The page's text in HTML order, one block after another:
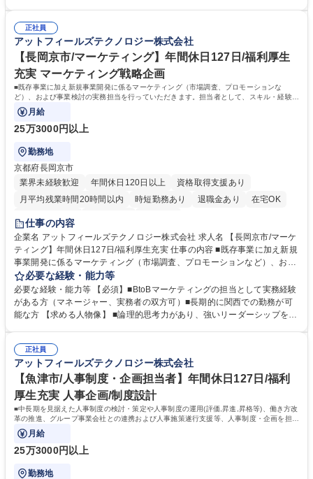
高専 語学力： 資格：
正社員
アットフィールズテクノロジー株式会社
【長岡京市/マーケティング】年間休日127日/福利厚生
充実 マーケティング戦略企画
■既存事業に加え新規事業開発に係るマーケティング（市場調査、プロモーションな
ど）、および事業検討の実務担当を行っていただきます。担当者として、スキル・経験に
応じて、以下の業務を担当して頂きます。
月給
25万3000円以上
勤務地
京都府長岡京市
業界未経験歓迎
年間休日120日以上
資格取得支援あり
月平均残業時間20時間以内
時短勤務あり 退職金あり
在宅OK
完全週休2日制
仕事の内容
企業名 アットフィールズテクノロジー株式会社 求人名 【長岡京市/マーケ
ティング】年間休日127日/福利厚生充実 仕事の内容 ■既存事業に加え新規
事業開発に係るマーケティング（市場調査、プロモーションなど）、およ
び事業検討の実務担当を行っていただきます。担当者として、スキル・経
験に応じて、以下の業務を担当して頂きます。 【主な業務】 ・商材、サ
ービスの拡販に向けたマーケティング活動 ・新規サービス・商材の開発に
向けたマーケティング活動 ・上記を踏まえた事業戦略検討 募集職種 【長
必要な経験・能力等
必要な経験・能力等 【必須】■BtoBマーケティングの担当として実務経験
がある方（マネージャー、実務者の双方可）■長期的に関西での勤務が可
能な方 【求める人物像】 ■論理的思考力があり、強いリーダーシップを発
大学 高専 語学力： 資格：
正社員
アットフィールズテクノロジー株式会社
【魚津市/人事制度・企画担当者】年間休日127日/福利
厚生充実 人事企画/制度設計
■中長期を見据えた人事制度の検討・策定や人事制度の運用(評価,昇進,昇格等)、働き方改
革の推進、グループ事業会社との連携および人事施策遂行支援等、人事制度・企画を担当
いただきます。【具体的には】■中長
月給
25万3000円以上
勤務地